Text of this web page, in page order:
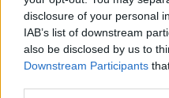
disclosure of your personal
IAB’s list of downstream
also be disclosed by us to
Downstream Participants